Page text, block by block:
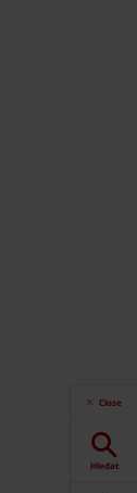
Close
Hledat